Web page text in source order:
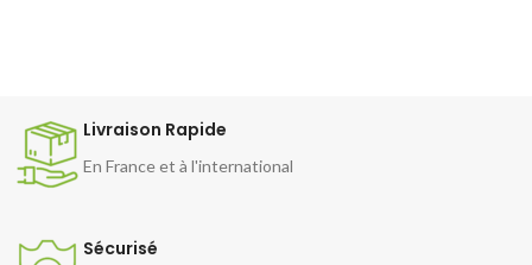
Livraison Rapide
En France et à l'international
Sécurisé